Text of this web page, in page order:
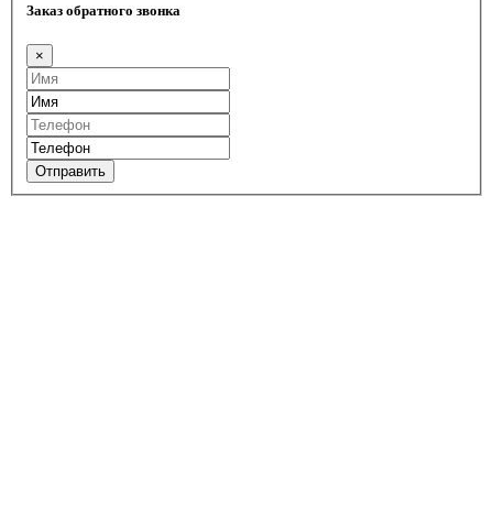
Заказ обратного звонка
×
Отправить